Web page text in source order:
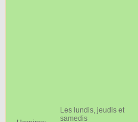
Les lundis, jeudis et
samedis